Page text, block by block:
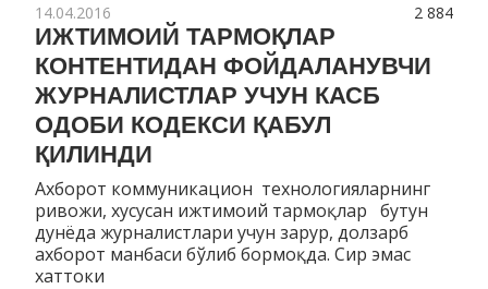
2 884
14.04.2016
ИЖТИМОИЙ ТАРМОҚЛАР
КОНТЕНТИДАН ФОЙДАЛАНУВЧИ
ЖУРНАЛИСТЛАР УЧУН КАСБ
ОДОБИ КОДЕКСИ ҚАБУЛ
ҚИЛИНДИ
Ахборот коммуникацион технологияларнинг
ривожи, хусусан ижтимоий тармоқлар бутун
дунёда журналистлари учун зарур, долзарб
ахборот манбаси бўлиб бормоқда. Сир эмас
хаттоки